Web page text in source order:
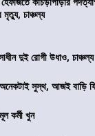
মৃত্যু, চাঞ্চল্য
দুই রোগী উধাও, চাঞ্চল্য
সুস্থ, আজই বাড়ি
কর্মী খুন